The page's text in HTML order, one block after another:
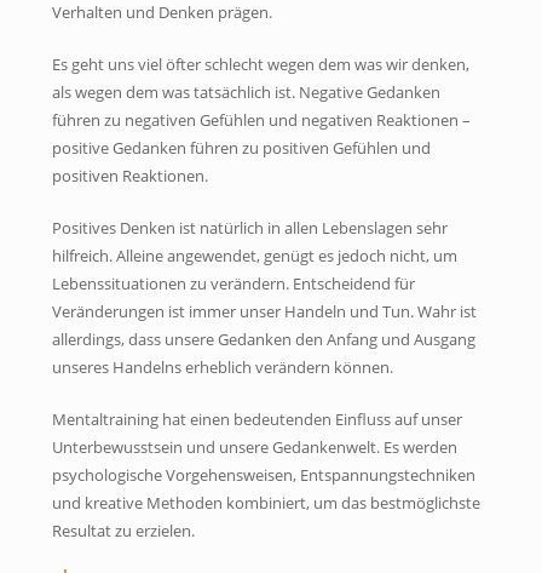
Verhalten und Denken prägen.
Es geht uns viel öfter schlecht wegen dem was wir denken,
als wegen dem was tatsächlich ist. Negative Gedanken
führen zu negativen Gefühlen und negativen Reaktionen –
positive Gedanken führen zu positiven Gefühlen und
positiven Reaktionen.
Positives Denken ist natürlich in allen Lebenslagen sehr
hilfreich. Alleine angewendet, genügt es jedoch nicht, um
Lebenssituationen zu verändern. Entscheidend für
Veränderungen ist immer unser Handeln und Tun. Wahr ist
allerdings, dass unsere Gedanken den Anfang und Ausgang
unseres Handelns erheblich verändern können.
Mentaltraining hat einen bedeutenden Einfluss auf unser
Unterbewusstsein und unsere Gedankenwelt. Es werden
psychologische Vorgehensweisen, Entspannungstechniken
und kreative Methoden kombiniert, um das bestmöglichste
Resultat zu erzielen.